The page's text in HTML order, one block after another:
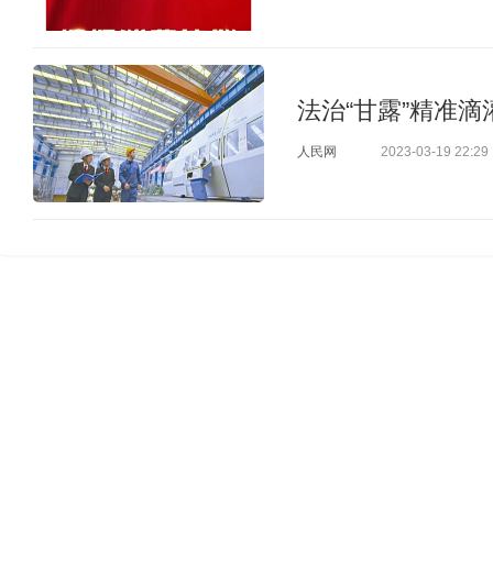
法治“甘露”精准滴
人民网 2023-03-19 22:29